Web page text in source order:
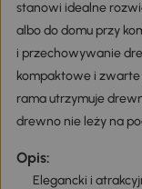
stanowi idealne
albo do domu przy
i przechowywanie
kompaktowe i
rama utrzymuje
drewno nie leży na
Opis:
Elegancki i